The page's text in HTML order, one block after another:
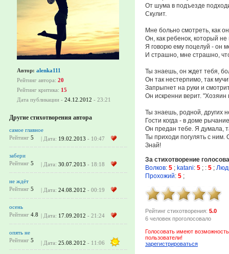
Автор: alenka111
Рейтинг автора: 20
Рейтинг критика: 15
Дата публикации - 24.12.2012 - 23:21
Другие стихотворения автора
самое главное
Рейтинг 5 | Дата: 19.02.2013 - 10:47
забери
Рейтинг 5 | Дата: 30.07.2013 - 18:18
не ждёт
Рейтинг 5 | Дата: 24.08.2012 - 00:19
осень
Рейтинг 4.8 | Дата: 17.09.2012 - 21:24
опять не
Рейтинг 5 | Дата: 25.08.2012 - 11:06
От шума в подъезде
Скулит.
Мне больно смотреть, как
Он, как ребенок, который не
Я говорю ему поцелуй - он
И страшно, мне страшно,
Ты знаешь, он ждет тебя,
Он так нестерпимо, так
Запрыгнет на руки и
Он искренни верит. "Хозяин
Ты знаешь, родной, других
Гости когда - в доме
Он предан тебе. Я думала,
Ты приходи погулять с ним.
Знай!
За стихотворение
Волков: 5 ; katani: 5 ; : 5 ;
Прохожий: 5 ;
Рейтинг стихотворения: 5.0
6 человек проголосовало
Голосовать имеют
пользователи!
зарегистрироваться